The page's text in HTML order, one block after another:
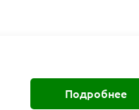
Подробнее